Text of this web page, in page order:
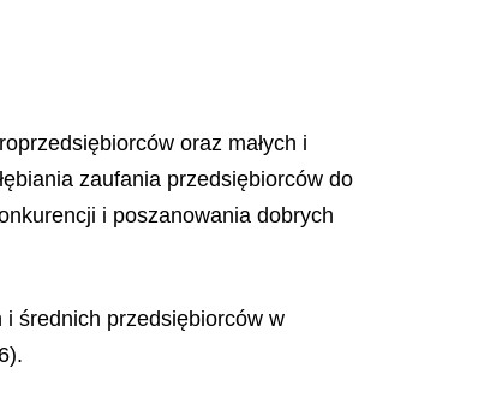
oraz małych i
zaufania przedsiębiorców do
i poszanowania dobrych
średnich przedsiębiorców w